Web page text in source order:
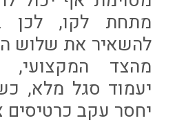
מתחת לקו, לכן
להשאיר את שלוש
מהצד המקצועי,
יעמוד סגל מלא,
יחסר עקב כרטיסים